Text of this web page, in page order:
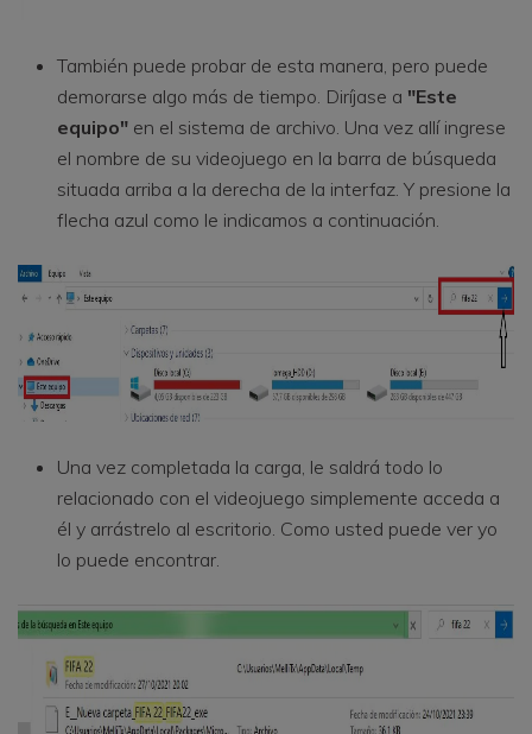
También puede probar de esta manera, pero puede
demorarse algo más de tiempo. Diríjase a "Este
equipo" en el sistema de archivo. Una vez allí ingrese
el nombre de su videojuego en la barra de búsqueda
situada arriba a la derecha de la interfaz. Y presione la
flecha azul como le indicamos a continuación.
Una vez completada la carga, le saldrá todo lo
relacionado con el videojuego simplemente acceda a
él y arrástrelo al escritorio. Como usted puede ver yo
lo puede encontrar.